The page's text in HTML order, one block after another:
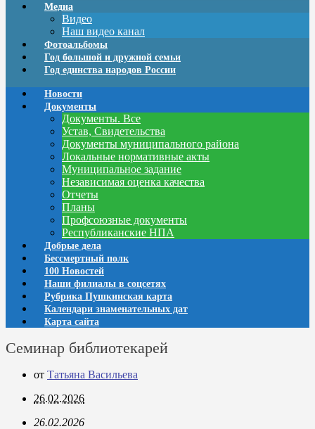
Медиа
Видео
Наш видео канал
Фотоальбомы
Год большой и дружной семьи
Год единства народов России
Новости
Документы
Документы. Все
Устав, Свидетельства
Документы муниципального района
Локальные нормативные акты
Муниципальное задание
Независимая оценка качества
Отчеты
Планы
Профсоюзные документы
Республиканские НПА
Добрые дела
Бессмертный полк
100 Новостей
Наши филиалы в соцсетях
Рубрика Пушкинская карта
Календари знаменательных дат
Карта сайта
Семинар библиотекарей
от Татьяна Васильева
26.02.2026
26.02.2026